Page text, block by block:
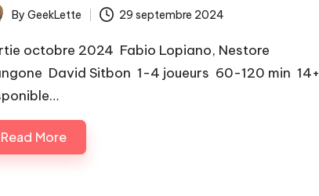
By GeekLette 29 septembre 2024
octobre 2024 Fabio Lopiano, Nestore
David Sitbon 1-4 joueurs 60-120 min 14+
Read More